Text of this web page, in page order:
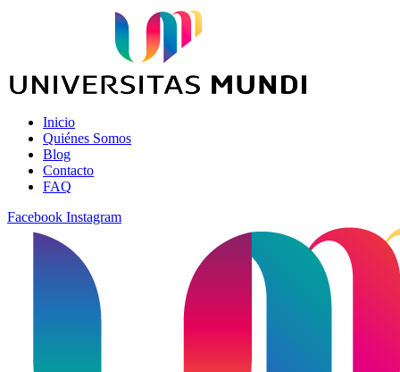
Inicio
Quiénes Somos
Blog
Contacto
FAQ
Facebook Instagram